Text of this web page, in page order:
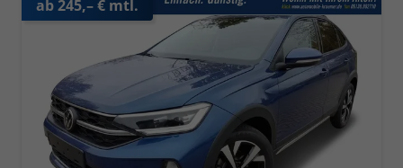
ab 245,– € mtl.